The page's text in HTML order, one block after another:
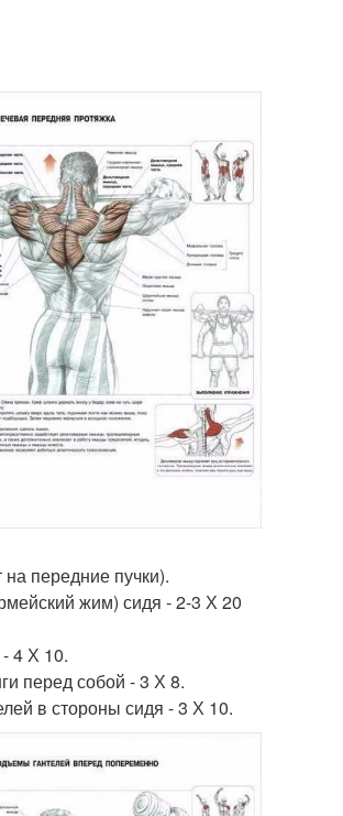
передние пучки).
жим) сидя - 2-3 Х 20
4 Х 10.
перед собой - 3 Х 8.
в стороны сидя - 3 Х 10.